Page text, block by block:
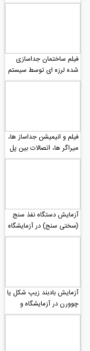
(Shelby)
فیلم ساختمان جداسازی
شده لرزه ای توسط سیستم
جداساز پاندولی در ایتالیا
فیلم و انیمیشن جداساز ها،
میراگر ها، اتصالات بین پل
های ساخت شرکت
آزمایش دستگاه نفذ سنج
(سختی سنج) در آزمایشگاه
مکانیک خاک
آزمایش بادبند زیپ شکل یا
چوورن در آزمایشگاه و
کمانش ساق بادبند